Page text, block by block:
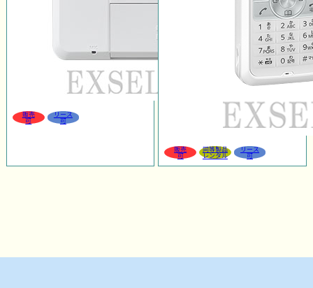
販売
可
リース
可
販売
可
同等製品
レンタル
リース
可